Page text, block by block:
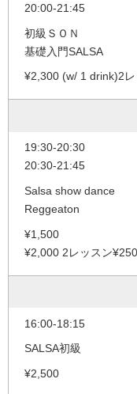
20:00-21:45
初級ＳＯＮ
基礎入門SALSA
¥2,300 (w/ 1 drink)2
19:30-20:30
20:30-21:45
Salsa show dance
Reggeaton
¥1,500
¥2,000 2レッスン
16:00-18:15
SALSA初級
¥2,500